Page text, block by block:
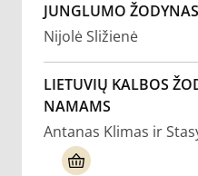
JUNGLUMO
Nijolė Sližienė
LIETUVIŲ KALBOS
NAMAMS
Antanas Klimas ir